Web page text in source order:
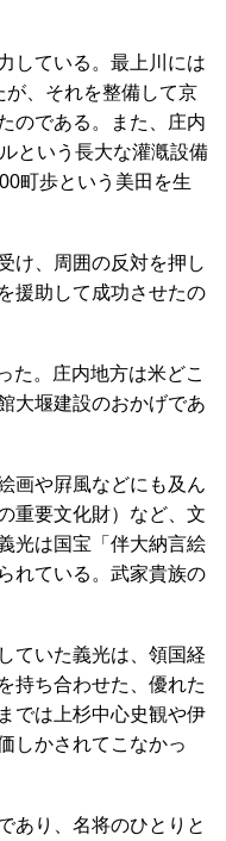
している。最上川には
、それを整備して京
のである。また、庄内
という長大な灌漑設備
町歩という美田を生
け、周囲の反対を押し
援助して成功させたの
た。庄内地方は米どこ
大堰建設のおかげであ
画や屛風などにも及ん
重要文化財）など、文
光は国宝「伴大納言絵
れている。武家貴族の
ていた義光は、領国経
持ち合わせた、優れた
では上杉中心史観や伊
しかされてこなかっ
あり、名将のひとりと